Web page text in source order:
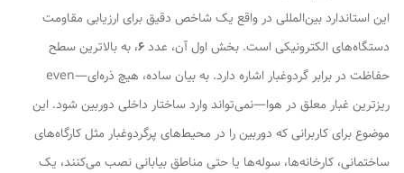
این استاندارد بین‌المللی در واقع یک شاخص دقیق برای ارزیابی مقاومت
دستگاه‌های الکترونیکی است. بخش اول آن، عدد6، به بالاترین سطح
حفاظت در برابر گردوغبار اشاره دارد. به بیان ساده، هیچ ذره‌ای—even
ریزترین غبار معلق در هوا—نمی‌تواند وارد ساختار داخلی دوربین شود. این
موضوع برای کاربرانی که دوربین را در محیط‌های پرگردوغبار مثل کارگاه‌های
ساختمانی، کارخانه‌ها، سوله‌ها یا حتی مناطق بیابانی نصب می‌کنند، یک